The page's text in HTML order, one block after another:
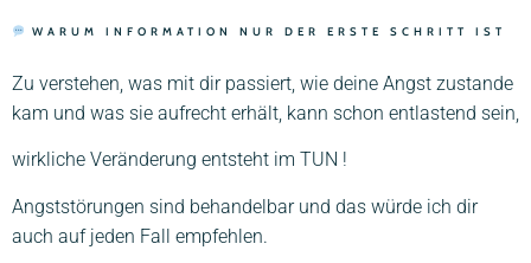
WARUM INFORMATION NUR DER ERSTE SCHRITT IST
Zu verstehen, was mit dir passiert, wie deine Angst zustande
kam und was sie aufrecht erhält, kann schon entlastend sein,
wirkliche Veränderung entsteht im TUN !
Angststörungen sind behandelbar und das würde ich dir
auch auf jeden Fall empfehlen.